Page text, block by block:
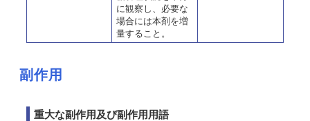
に観察し、必要な
場合には本剤を増
量すること。
副作用
重大な副作用及び副作用用語